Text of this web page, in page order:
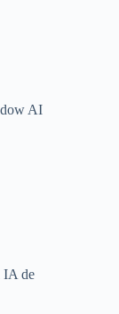
AI
IA de